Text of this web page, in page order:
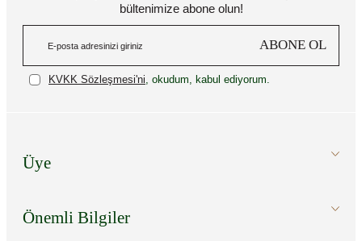
bültenimize abone olun!
ABONE OL
KVKK Sözleşmesi'ni , okudum, kabul ediyorum.
Üye
Önemli Bilgiler